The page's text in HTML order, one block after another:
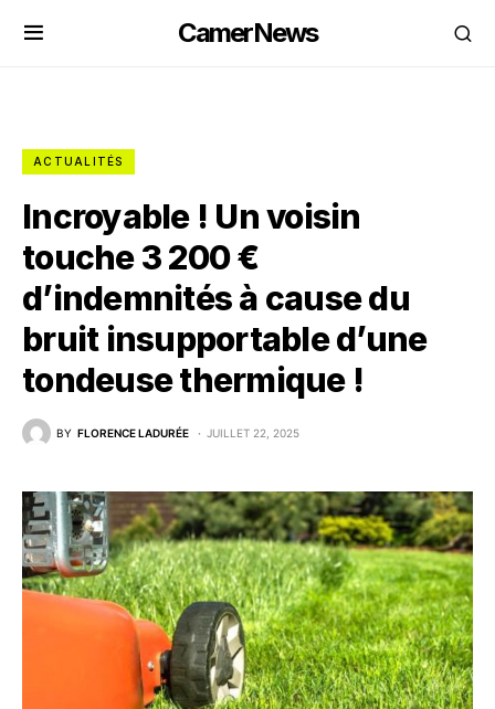
CamerNews
ACTUALITÉS
Incroyable ! Un voisin
touche 3 200 €
d’indemnités à cause du
bruit insupportable d’une
tondeuse thermique !
BY FLORENCE LADURÉE JUILLET 22, 2025